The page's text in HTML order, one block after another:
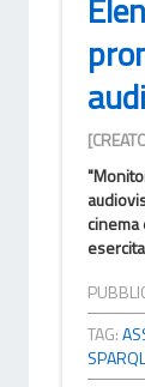
cinema
TAG:
SPARQL